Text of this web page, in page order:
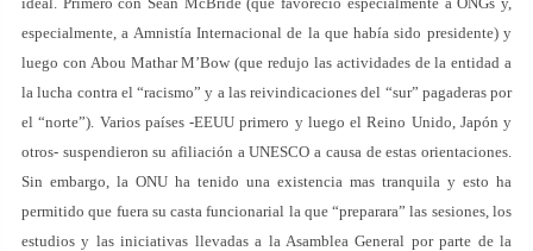
especialmente, a Amnistía Internacional de la que había sido presidente) y
luego con Abou Mathar M’Bow (que redujo las actividades de la entidad a
la lucha contra el “racismo” y a las reivindicaciones del “sur” pagaderas por
el “norte”). Varios países -EEUU primero y luego el Reino Unido, Japón y
otros- suspendieron su afiliación a UNESCO a causa de estas orientaciones.
Sin embargo, la ONU ha tenido una existencia mas tranquila y esto ha
permitido que fuera su casta funcionarial la que “preparara” las sesiones, los
estudios y las iniciativas llevadas a la Asamblea General por parte de la